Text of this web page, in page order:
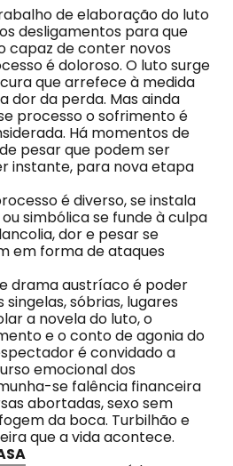
de elaboração do luto
desligamentos para que
capaz de conter novos
é doloroso. O luto surge
que arrefece à medida
dor da perda. Mas ainda
processo o sofrimento é
Há momentos de
pesar que podem ser
instante, para nova etapa
é diverso, se instala
simbólica se funde à culpa
dor e pesar se
em forma de ataques
drama austríaco é poder
sóbrias, lugares
a novela do luto, o
e o conto de agonia do
é convidado a
emocional dos
se falência financeira
abortadas, sexo sem
da boca. Turbilhão e
que a vida acontece.